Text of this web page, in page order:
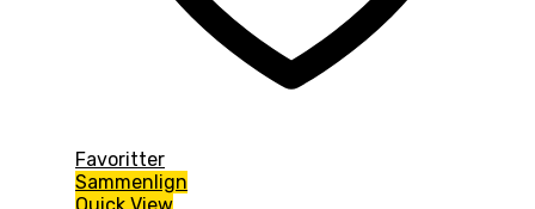
Favoritter
Sammenlign